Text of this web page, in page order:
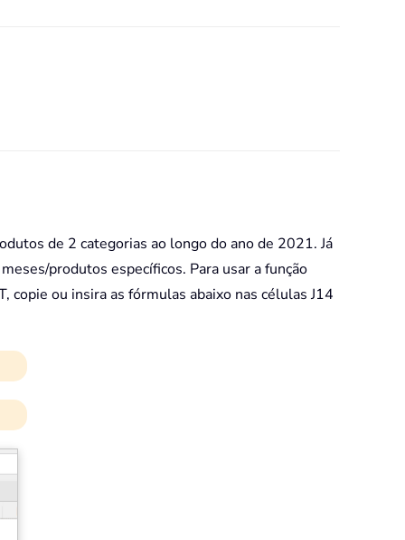
de 2 categorias ao longo do ano de 2021. Já
produtos específicos. Para usar a função
copie ou insira as fórmulas abaixo nas células J14